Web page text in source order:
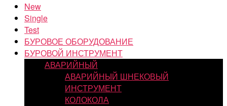
New
Single
Test
БУРОВОЕ ОБОРУДОВАНИЕ
БУРОВОЙ ИНСТРУМЕНТ
АВАРИЙНЫЙ
АВАРИЙНЫЙ ШНЕКОВЫЙ
ИНСТРУМЕНТ
КОЛОКОЛА